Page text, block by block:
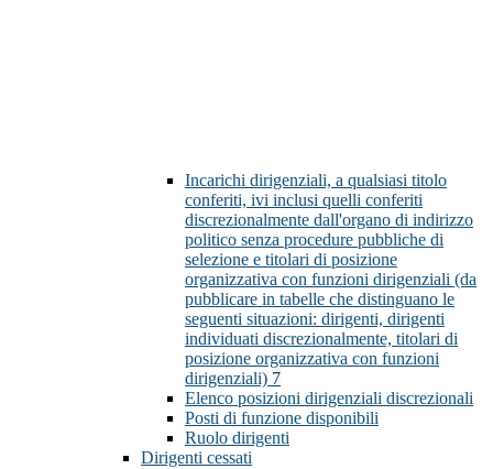
Incarichi dirigenziali, a qualsiasi titolo
conferiti, ivi inclusi quelli conferiti
discrezionalmente dall'organo di indirizzo
politico senza procedure pubbliche di
selezione e titolari di posizione
organizzativa con funzioni dirigenziali (da
pubblicare in tabelle che distinguano le
seguenti situazioni: dirigenti, dirigenti
individuati discrezionalmente, titolari di
posizione organizzativa con funzioni
dirigenziali) 7
Elenco posizioni dirigenziali discrezionali
Posti di funzione disponibili
Ruolo dirigenti
Dirigenti cessati